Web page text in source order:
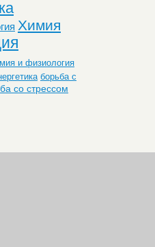
Химия
и физиология
борьба с
со стрессом